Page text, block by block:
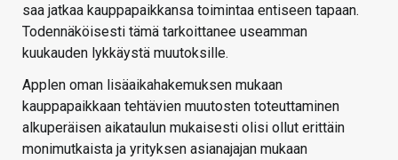
saa jatkaa kauppapaikkansa toimintaa entiseen tapaan.
Todennäköisesti tämä tarkoittanee useamman
kuukauden lykkäystä muutoksille.
Applen oman lisäaikahakemuksen mukaan
kauppapaikkaan tehtävien muutosten toteuttaminen
alkuperäisen aikataulun mukaisesti olisi ollut erittäin
monimutkaista ja yrityksen asianajajan mukaan